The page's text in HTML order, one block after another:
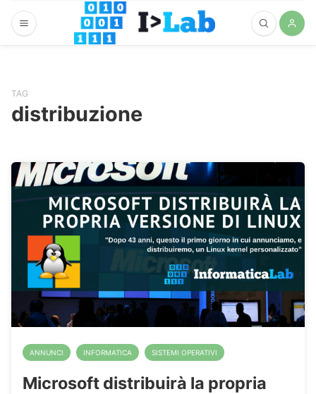
TAG
distribuzione
ANNUNCI INFORMATICA SISTEMI OPERATIVI
Microsoft distribuirà la propria